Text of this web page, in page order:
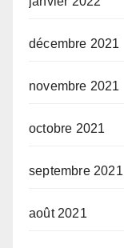
décembre 2021
novembre 2021
octobre 2021
septembre 2021
août 2021